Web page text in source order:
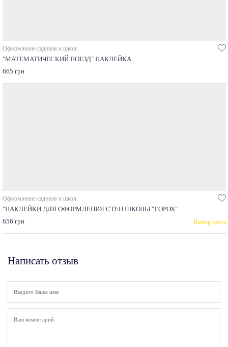
Оформление садиков и школ
"МАТЕМАТИЧЕСКИЙ ПОЕЗД" НАКЛЕЙКА
665 грн
Оформление садиков и школ
"НАКЛЕЙКИ ДЛЯ ОФОРМЛЕНИЯ СТЕН ШКОЛЫ "ГОРОХ"
656 грн
Выбор цвета
Написать отзыв